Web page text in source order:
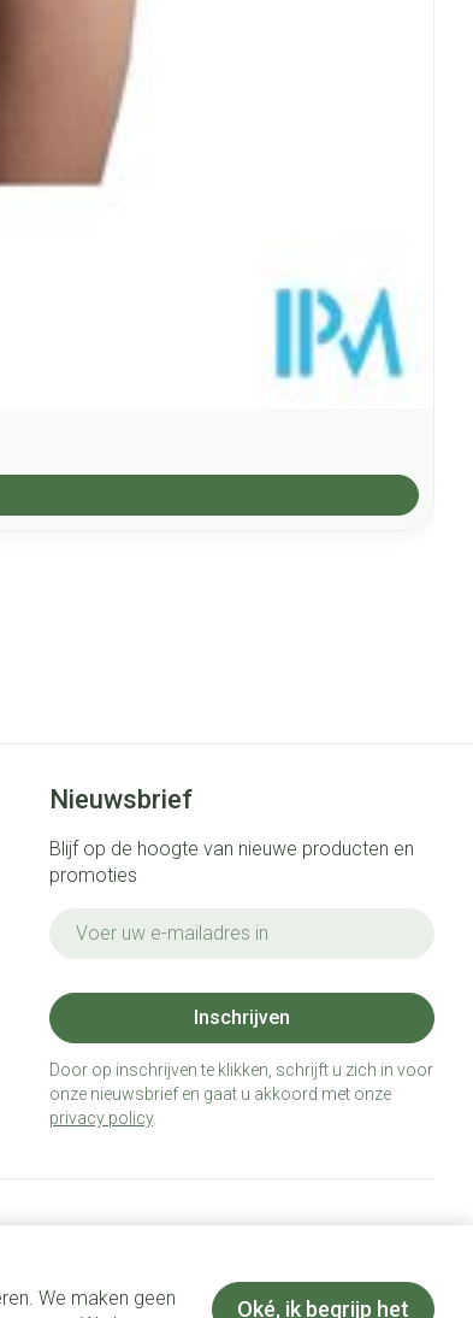
We maken geen
Oké, ik begrijp het
Nieuwsbrief
Blijf op de hoogte van nieuwe producten en
promoties
Inschrijven
Door op inschrijven te klikken, schrijft u zich in voor
onze nieuwsbrief en gaat u akkoord met onze
privacy policy.